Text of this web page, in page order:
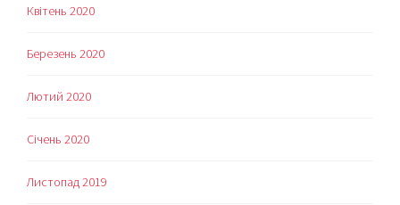
Квітень 2020
Березень 2020
Лютий 2020
Січень 2020
Листопад 2019